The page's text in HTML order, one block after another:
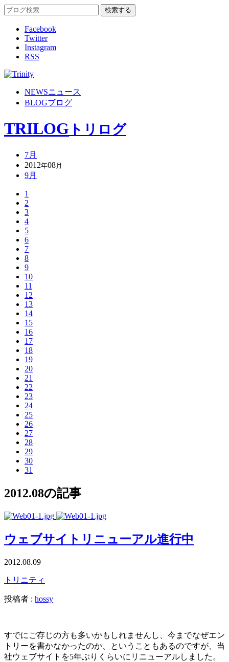
Facebook
Twitter
Instagram
RSS
NEWSニュース
BLOGブログ
TRILOG トリログ
7月
2012年08 月
9月
1
2
3
4
5
6
7
8
9
10
11
12
13
14
15
16
17
18
19
20
21
22
23
24
25
26
27
28
29
30
31
2012.08の記事
ウェブサイトリニューアル進行中
2012.08.09
トリニティ
投稿者 : hossy
すでにご存じの方も多いかもしれませんし、今までなぜエン
トリーを書かなかったのか、ということもあるのですが、当
社ウェブサイトを5年ぶりくらいにリニューアルしました。